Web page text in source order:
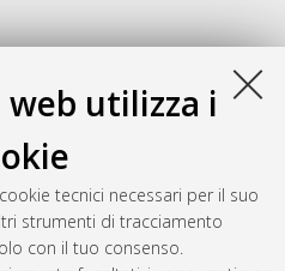
utilizza i
tecnici necessari per il suo
strumenti di tracciamento
con il tuo consenso.
gas production by combined
biogas
di Bologna. Dottorato di
8986.